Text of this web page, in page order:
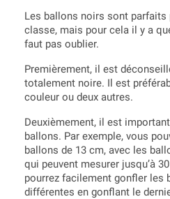
Les ballons noirs sont parfaits
classe, mais pour cela il y a
faut pas oublier.
Premièrement, il est
totalement noire. Il est
couleur ou deux autres.
Deuxièmement, il est
ballons. Par exemple, vous
ballons de 13 cm, avec les
qui peuvent mesurer jusqu’à
pourrez facilement gonfler les
différentes en gonflant le